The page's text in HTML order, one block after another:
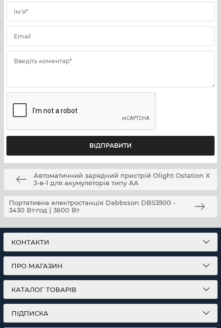
Ім'я*
Email
Введіть коментар*
Автоматичний зарядний пристрій Olight Ostation X
3-в-1 для акумуляторів типу АА
Портативна електростанція Dabbsson DBS3500 -
3430 Вт·год | 3600 Вт
КОНТАКТИ
ПРО МАГАЗИН
КАТАЛОГ ТОВАРІВ
ПІДПИСКА